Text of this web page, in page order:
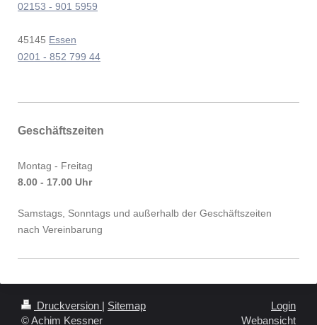
02153 - 901 5959
45145 Essen
0201 - 852 799 44
Geschäftszeiten
Montag - Freitag
8.00 - 17.00 Uhr
Samstags, Sonntags und außerhalb der Geschäftszeiten
nach Vereinbarung
Druckversion | Sitemap
© Achim Kessner
Login
Webansicht